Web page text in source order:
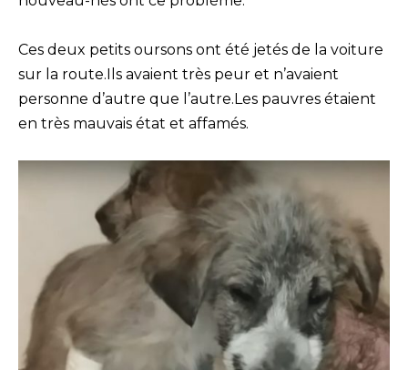
Ces deux petits oursons ont été jetés de la voiture
sur la route.Ils avaient très peur et n’avaient
personne d’autre que l’autre.Les pauvres étaient
en très mauvais état et affamés.